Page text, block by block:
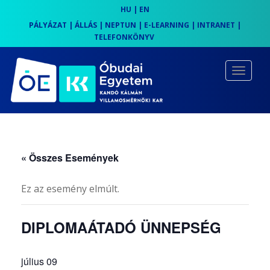
HU | EN
PÁLYÁZAT | ÁLLÁS | NEPTUN | E-LEARNING | INTRANET |
TELEFONKÖNYV
« Összes Események
Ez az esemény elmúlt.
DIPLOMAÁTADÓ ÜNNEPSÉG
július 09